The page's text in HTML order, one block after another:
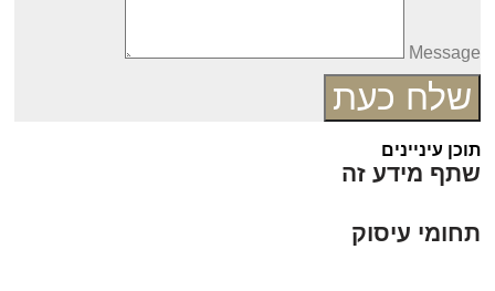
שלח כעת
עיניינים
מידע זה
עיסוק